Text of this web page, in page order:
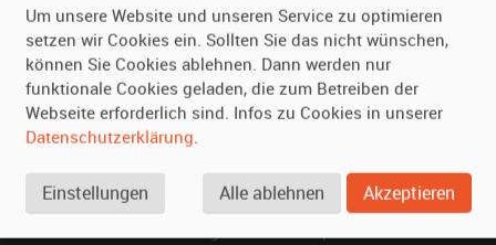
Fragen für Vermieter
Inserat verwalten
Kontakt
SPECIAL
Berühmte Filmautos –
Um unsere Website und unseren Service zu optimieren
setzen wir Cookies ein. Sollten Sie das nicht wünschen,
können Sie Cookies ablehnen. Dann werden nur
funktionale Cookies geladen, die zum Betreiben der
Webseite erforderlich sind. Infos zu Cookies in unserer
Datenschutzerklärung.
Einstellungen Alle ablehnen Akzeptieren